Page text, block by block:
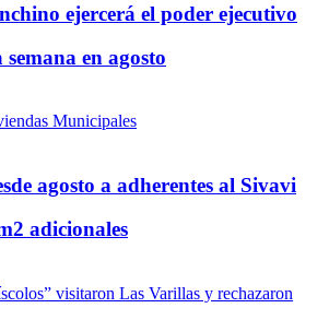
ejercerá el poder ejecutivo
en agosto
agosto a adherentes al Sivavi
adicionales